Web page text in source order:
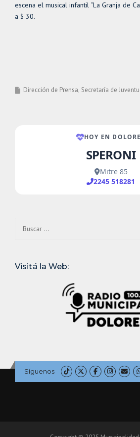
escena el musical infantil “La Granja de
a $ 30.
Dirección de Prensa Secretaría de
Visitá la Web:
Síguenos